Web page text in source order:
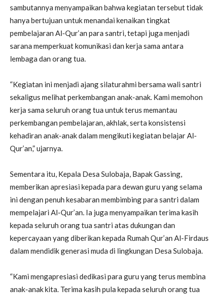
sambutannya menyampaikan bahwa kegiatan tersebut tidak
hanya bertujuan untuk menandai kenaikan tingkat
pembelajaran Al-Qur’an para santri, tetapi juga menjadi
sarana memperkuat komunikasi dan kerja sama antara
lembaga dan orang tua.
“Kegiatan ini menjadi ajang silaturahmi bersama wali santri
sekaligus melihat perkembangan anak-anak. Kami memohon
kerja sama seluruh orang tua untuk terus memantau
perkembangan pembelajaran, akhlak, serta konsistensi
kehadiran anak-anak dalam mengikuti kegiatan belajar Al-
Qur’an,” ujarnya.
Sementara itu, Kepala Desa Sulobaja, Bapak Gassing,
memberikan apresiasi kepada para dewan guru yang selama
ini dengan penuh kesabaran membimbing para santri dalam
mempelajari Al-Qur’an. Ia juga menyampaikan terima kasih
kepada seluruh orang tua santri atas dukungan dan
kepercayaan yang diberikan kepada Rumah Qur’an Al-Firdaus
dalam mendidik generasi muda di lingkungan Desa Sulobaja.
“Kami mengapresiasi dedikasi para guru yang terus membina
anak-anak kita. Terima kasih pula kepada seluruh orang tua